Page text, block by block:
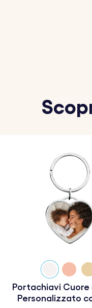
Portachiavi Cuore
Personalizzato